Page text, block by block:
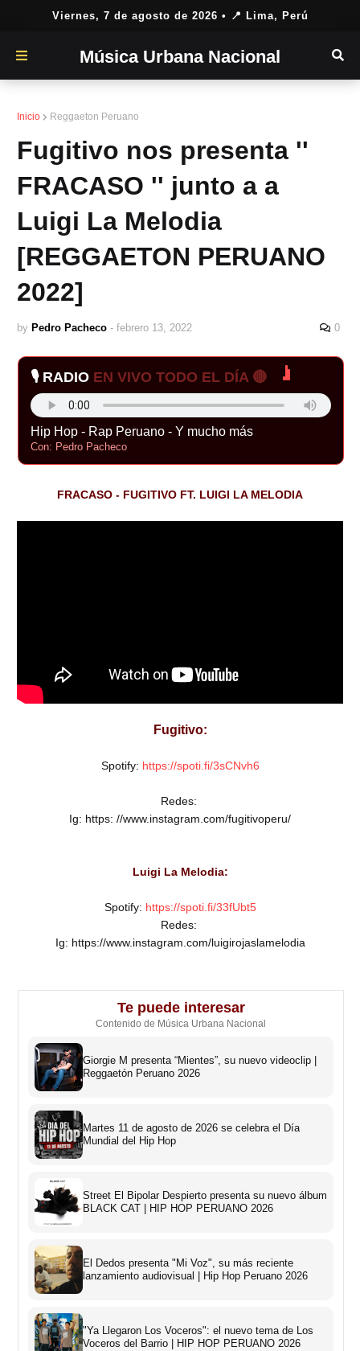
Viernes, 7 de agosto de 2026 • 📍 Lima, Perú
Música Urbana Nacional
Inicio Reggaeton Peruano
Fugitivo nos presenta ''
FRACASO '' junto a a
Luigi La Melodia
[REGGAETON PERUANO
2022]
by Pedro Pacheco - febrero 13, 2022 0
🎙️ RADIO EN VIVO TODO EL DÍA 🔴
Hip Hop - Rap Peruano - Y mucho más
Con: Pedro Pacheco
FRACASO - FUGITIVO FT. LUIGI LA MELODIA
Fugitivo:
Spotify: https://spoti.fi/3sCNvh6
Redes:
Ig: https: //www.instagram.com/fugitivoperu/
Luigi La Melodia:
Spotify: https://spoti.fi/33fUbt5
Redes:
Ig: https://www.instagram.com/luigirojaslamelodia
Te puede interesar
Contenido de Música Urbana Nacional
Giorgie M presenta “Mientes”, su nuevo videoclip |
Reggaetón Peruano 2026
Martes 11 de agosto de 2026 se celebra el Día
Mundial del Hip Hop
Street El Bipolar Despierto presenta su nuevo álbum
BLACK CAT | HIP HOP PERUANO 2026
El Dedos presenta "Mi Voz", su más reciente
lanzamiento audiovisual | Hip Hop Peruano 2026
"Ya Llegaron Los Voceros": el nuevo tema de Los
Voceros del Barrio | HIP HOP PERUANO 2026